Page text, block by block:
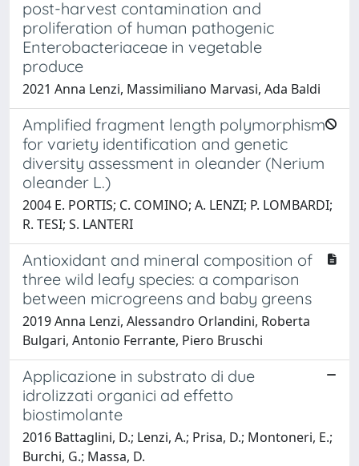
post-harvest contamination and
proliferation of human pathogenic
Enterobacteriaceae in vegetable
produce
2021 Anna Lenzi, Massimiliano Marvasi, Ada Baldi
Amplified fragment length polymorphism
for variety identification and genetic
diversity assessment in oleander (Nerium
oleander L.)
2004 E. PORTIS; C. COMINO; A. LENZI; P. LOMBARDI;
R. TESI; S. LANTERI
Antioxidant and mineral composition of
three wild leafy species: a comparison
between microgreens and baby greens
2019 Anna Lenzi, Alessandro Orlandini, Roberta
Bulgari, Antonio Ferrante, Piero Bruschi
Applicazione in substrato di due
idrolizzati organici ad effetto
biostimolante
2016 Battaglini, D.; Lenzi, A.; Prisa, D.; Montoneri, E.;
Burchi, G.; Massa, D.